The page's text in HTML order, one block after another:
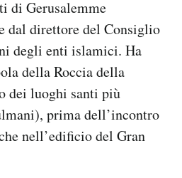
di Gerusalemme
dal direttore del Consiglio
degli enti islamici. Ha
della Roccia della
dei luoghi santi più
prima dell’incontro
nell’edificio del Gran